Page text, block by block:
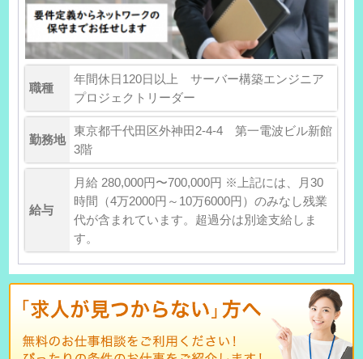
職種
年間休日120日以上 サーバー構築エンジニア
プロジェクトリーダー
勤務地
東京都千代田区外神田2-4-4 第一電波ビル新館
3階
給与
月給 280,000円〜700,000円 ※上記には、月30
時間（4万2000円～10万6000円）のみなし残業
代が含まれています。超過分は別途支給しま
す。